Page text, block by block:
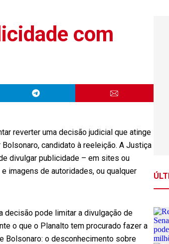
com
reverter uma decisão judicial que atinge
candidato à reeleição. A Justiça
divulgar publicidade – em sites ou
imagens de autoridades, ou qualquer
decisão pode limitar a divulgação de
o que o Planalto tem procurado fazer a
Bolsonaro: o desconhecimento sobre